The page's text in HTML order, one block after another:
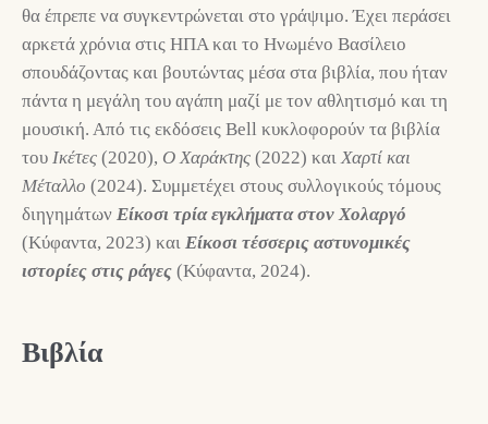
θα έπρεπε να συγκεντρώνεται στο γράψιμο. Έχει περάσει
αρκετά χρόνια στις ΗΠΑ και το Ηνωμένο Βασίλειο
σπουδάζοντας και βουτώντας μέσα στα βιβλία, που ήταν
πάντα η μεγάλη του αγάπη μαζί με τον αθλητισμό και τη
μουσική. Από τις εκδόσεις Bell κυκλοφορούν τα βιβλία
του Ικέτες (2020), Ο Χαράκτης (2022) καιΧαρτί και
Μέταλλο (2024). Συμμετέχει στους συλλογικούς τόμους
διηγημάτων Είκοσι τρία εγκλήματα στον Χολαργό
(Κύφαντα, 2023) και Είκοσι τέσσερις αστυνομικές
ιστορίες στις ράγες (Κύφαντα, 2024).
Βιβλία